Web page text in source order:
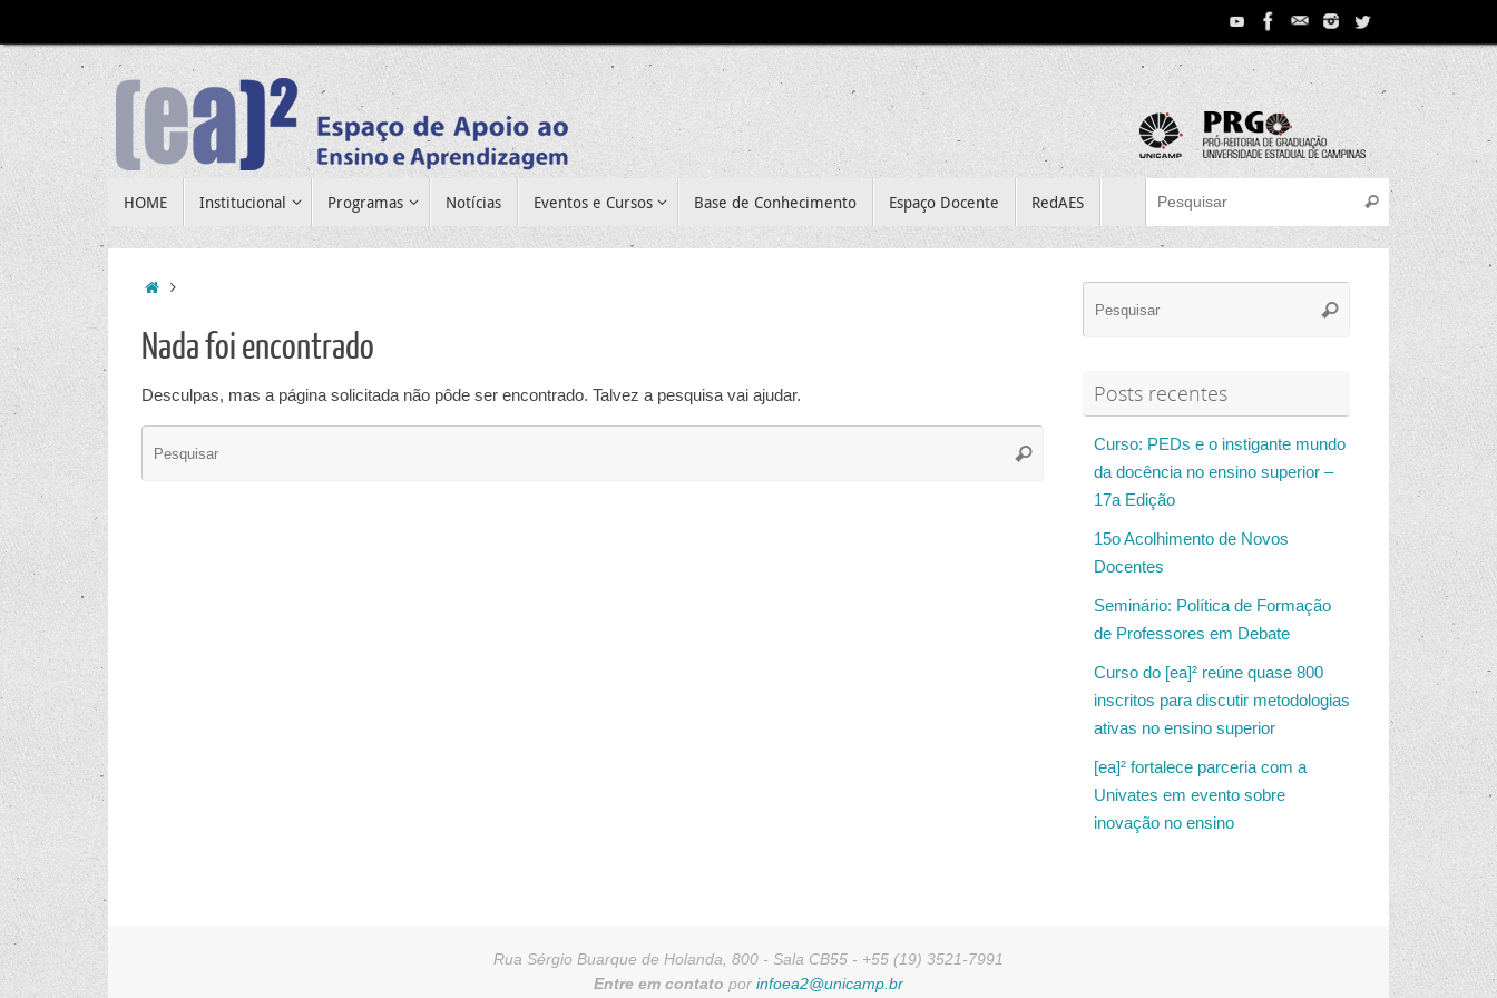
para
conteúdo
para
conteúdo
HOME Institucional Programas Notícias Eventos e Cursos Base de Conhecimento Espaço Docente RedAES
Search for:
Pesquisar
Home
Nada foi encontrado
Desculpas, mas a página solicitada não pôde ser encontrado. Talvez a pesquisa vai ajudar.
Search
Pesquisar
Pesquisar
Posts recentes
Curso: PEDs e o instigante mundo
da docência no ensino superior –
17a Edição
15o Acolhimento de Novos
Docentes
Seminário: Política de Formação
de Professores em Debate
Curso do [ea]² reúne quase 800
inscritos para discutir metodologias
ativas no ensino superior
[ea]² fortalece parceria com a
Univates em evento sobre
inovação no ensino
Rua Sérgio Buarque de Holanda, 800 - Sala CB55 - +55 (19) 3521-7991
Entre em contato por infoea2@unicamp.br